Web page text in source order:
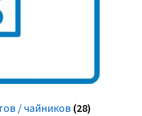
/ чайников (28)